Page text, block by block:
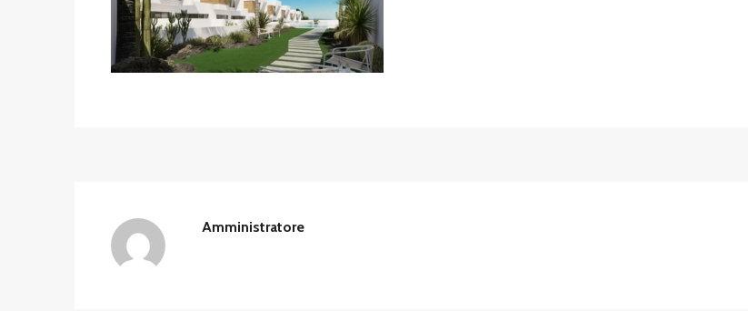
Amministratore